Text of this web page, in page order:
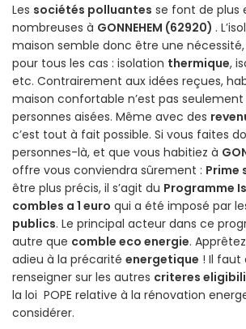
Les sociétés polluantes se font de plus
nombreuses à GONNEHEM (62920) .
maison semble donc être une
pour tous les cas : isolation thermique,
etc. Contrairement aux idées reçues,
maison confortable n’est pas
personnes aisées. Même avec des
c’est tout à fait possible. Si vous faites
personnes-là, et que vous habitiez à
offre vous conviendra sûrement : Prime
être plus précis, il s’agit du Programme
combles a 1 euro qui a été imposé par
publics. Le principal acteur dans ce
autre que comble eco energie.
adieu à la précarité energetique ! Il faut
renseigner sur les autres criteres
la loi POPE relative à la rénovation
considérer.